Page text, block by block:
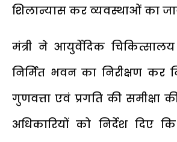
शिलान्यास कर व्यवस्थाओं का
मंत्री ने आयुर्वेदिक
निर्मित भवन का निरीक्षण कर
गुणवत्ता एवं प्रगति की समीक्षा
अधिकारियों को निर्देश दिए